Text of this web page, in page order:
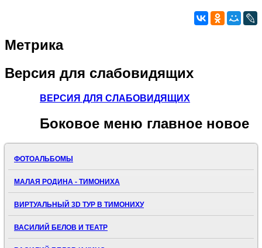
Метрика
Версия для слабовидящих
ВЕРСИЯ ДЛЯ СЛАБОВИДЯЩИХ
Боковое меню главное новое
ФОТОАЛЬБОМЫ
МАЛАЯ РОДИНА - ТИМОНИХА
ВИРТУАЛЬНЫЙ 3D ТУР В ТИМОНИХУ
ВАСИЛИЙ БЕЛОВ И ТЕАТР